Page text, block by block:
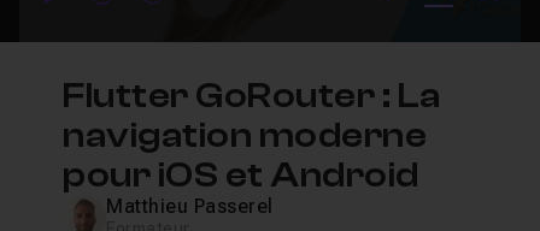
PlayForwardForward mute video
Subtitles
Flutter GoRouter : La
navigation moderne
pour iOS et Android
Matthieu Passerel